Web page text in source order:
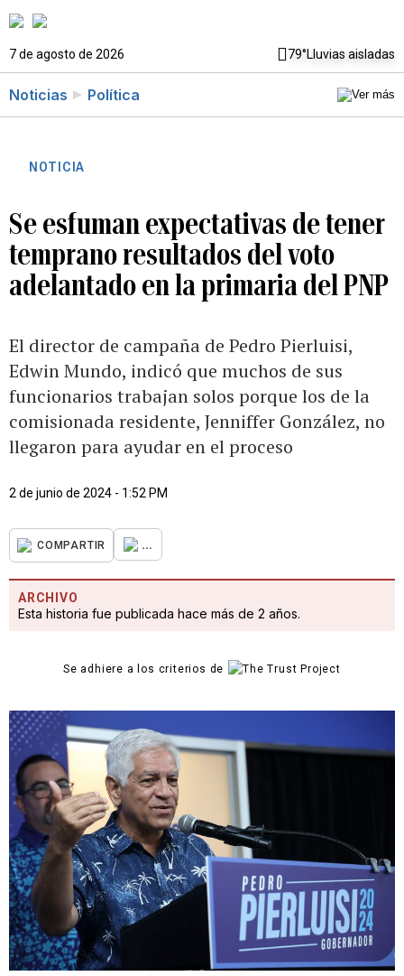
7 de agosto de 2026 79°Lluvias aisladas
Noticias Política
NOTICIA
Se esfuman expectativas de tener
temprano resultados del voto
adelantado en la primaria del PNP
El director de campaña de Pedro Pierluisi,
Edwin Mundo, indicó que muchos de sus
funcionarios trabajan solos porque los de la
comisionada residente, Jenniffer González, no
llegaron para ayudar en el proceso
2 de junio de 2024 - 1:52 PM
COMPARTIR ...
ARCHIVO
Esta historia fue publicada hace más de 2 años.
Se adhiere a los criterios de